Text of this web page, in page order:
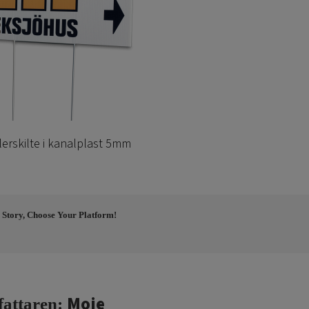
i kanalplast 5mm
Choose Your Platform!
Moje